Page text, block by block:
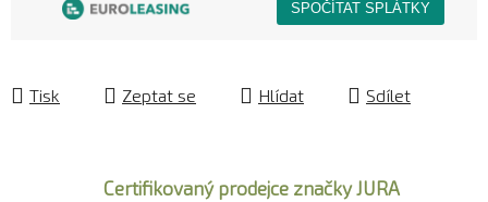
Tisk Zeptat se Hlídat Sdílet
Certifikovaný prodejce značky JURA